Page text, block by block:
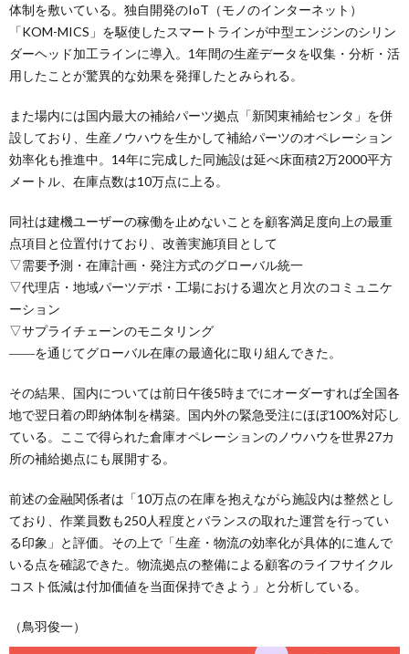
体制を敷いている。独自開発のIoT（モノのインターネット）
「KOM-MICS」を駆使したスマートラインが中型エンジンのシリン
ダーヘッド加工ラインに導入。1年間の生産データを収集・分析・活
用したことが驚異的な効果を発揮したとみられる。
また場内には国内最大の補給パーツ拠点「新関東補給センタ」を併
設しており、生産ノウハウを生かして補給パーツのオペレーション
効率化も推進中。14年に完成した同施設は延べ床面積2万2000平方
メートル、在庫点数は10万点に上る。
同社は建機ユーザーの稼働を止めないことを顧客満足度向上の最重
点項目と位置付けており、改善実施項目として
▽需要予測・在庫計画・発注方式のグローバル統一
▽代理店・地域パーツデポ・工場における週次と月次のコミュニケ
ーション
▽サプライチェーンのモニタリング
――を通じてグローバル在庫の最適化に取り組んできた。
その結果、国内については前日午後5時までにオーダーすれば全国各
地で翌日着の即納体制を構築。国内外の緊急受注にほぼ100%対応し
ている。ここで得られた倉庫オペレーションのノウハウを世界27カ
所の補給拠点にも展開する。
前述の金融関係者は「10万点の在庫を抱えながら施設内は整然とし
ており、作業員数も250人程度とバランスの取れた運営を行ってい
る印象」と評価。その上で「生産・物流の効率化が具体的に進んで
いる点を確認できた。物流拠点の整備による顧客のライフサイクル
コスト低減は付加価値を当面保持できよう」と分析している。
（鳥羽俊一）